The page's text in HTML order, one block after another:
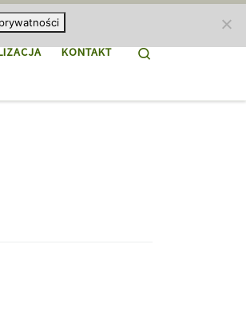
KONTAKT Search